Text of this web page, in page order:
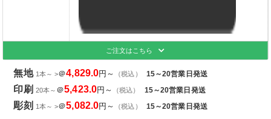
ご注文はこちら
無地 1本～ >＠4,829.0円～ （税込） 15～20営業日発送
印刷 20本～ ＠5,423.0円～ （税込） 15～20営業日発送
彫刻 1本～ >＠5,082.0円～ （税込） 15～20営業日発送